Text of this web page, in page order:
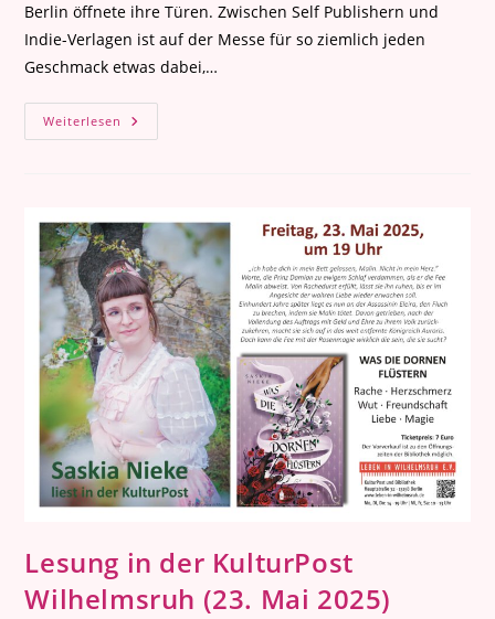
Berlin öffnete ihre Türen. Zwischen Self Publishern und
Indie-Verlagen ist auf der Messe für so ziemlich jeden
Geschmack etwas dabei,…
Weiterlesen Buch
Berlin
2025)
Lesung in der KulturPost
Wilhelmsruh (23. Mai 2025)